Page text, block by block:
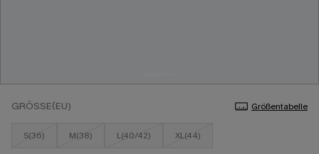
GRÖSSE(EU) Größentabelle
S(36) M(38) L(40/42) XL(44)